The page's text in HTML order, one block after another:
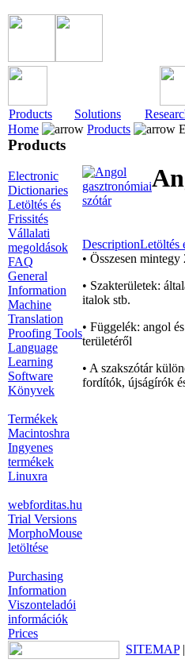
Products Solutions
Home
Products
Products
Electronic
Dictionaries
Letöltés és
Frissités
Vállalati
megoldások
FAQ
General
Information
Machine
Translation
Proofing Tools
Language
Learning
Software
Könyvek
Termékek
Macintoshra
Ingyenes
termékek
Linuxra
webforditas.hu
Trial Versions
MorphoMouse
letöltése
Purchasing
Information
Viszonteladói
információk
Prices
DescriptionLetöltés
• Összesen
• Szakterületek:
italok stb.
• Függelék: angol
területéről
• A szakszótár
fordítók, újságírók
SITEMAP|